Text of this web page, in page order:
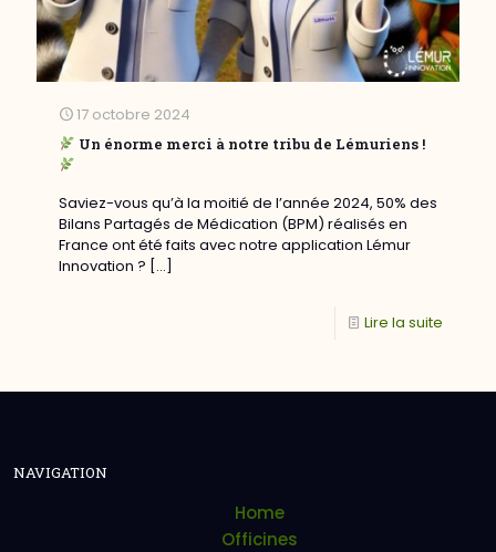
17 octobre 2024
Un énorme merci à notre tribu de Lémuriens !
Saviez-vous qu’à la moitié de l’année 2024, 50% des
Bilans Partagés de Médication (BPM) réalisés en
France ont été faits avec notre application Lémur
Innovation ? […]
Lire la suite
NAVIGATION
Home
Officines